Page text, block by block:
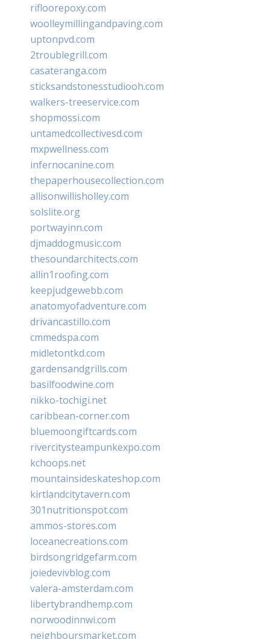
rifloorepoxy.com
woolleymillingandpaving.com
uptonpvd.com
2troublegrill.com
casateranga.com
sticksandstonesstudiooh.com
walkers-treeservice.com
shopmossi.com
untamedcollectivesd.com
mxpwellness.com
infernocanine.com
thepaperhousecollection.com
allisonwillisholley.com
solslite.org
portwayinn.com
djmaddogmusic.com
thesoundarchitects.com
allin1roofing.com
keepjudgewebb.com
anatomyofadventure.com
drivancastillo.com
cmmedspa.com
midletontkd.com
gardensandgrills.com
basilfoodwine.com
nikko-tochigi.net
caribbean-corner.com
bluemoongiftcards.com
rivercitysteampunkexpo.com
kchoops.net
mountainsideskateshop.com
kirtlandcitytavern.com
301nutritionspot.com
ammos-stores.com
loceanecreations.com
birdsongridgefarm.com
joiedevivblog.com
valera-amsterdam.com
libertybrandhemp.com
norwoodinnwi.com
neighboursmarket.com